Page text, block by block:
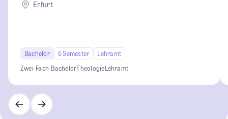
Erfurt
Bachelor 6 Semester
Lehramt
Zwei-Fach-BachelorTheologieLehramt